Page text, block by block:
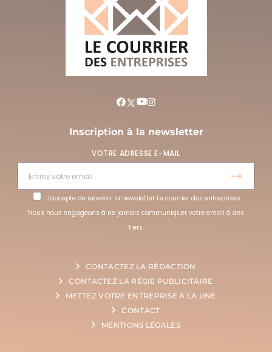
Inscription à la newsletter
VOTRE ADRESSE E-MAIL
J'accepte de recevoir la newsletter Le courrier des entreprises.
Nous nous engageons à ne jamais communiquer votre email à des
tiers.
CONTACTEZ LA RÉDACTION
CONTACTEZ LA RÉGIE PUBLICITAIRE
METTEZ VOTRE ENTREPRISE À LA UNE
CONTACT
MENTIONS LÉGALES